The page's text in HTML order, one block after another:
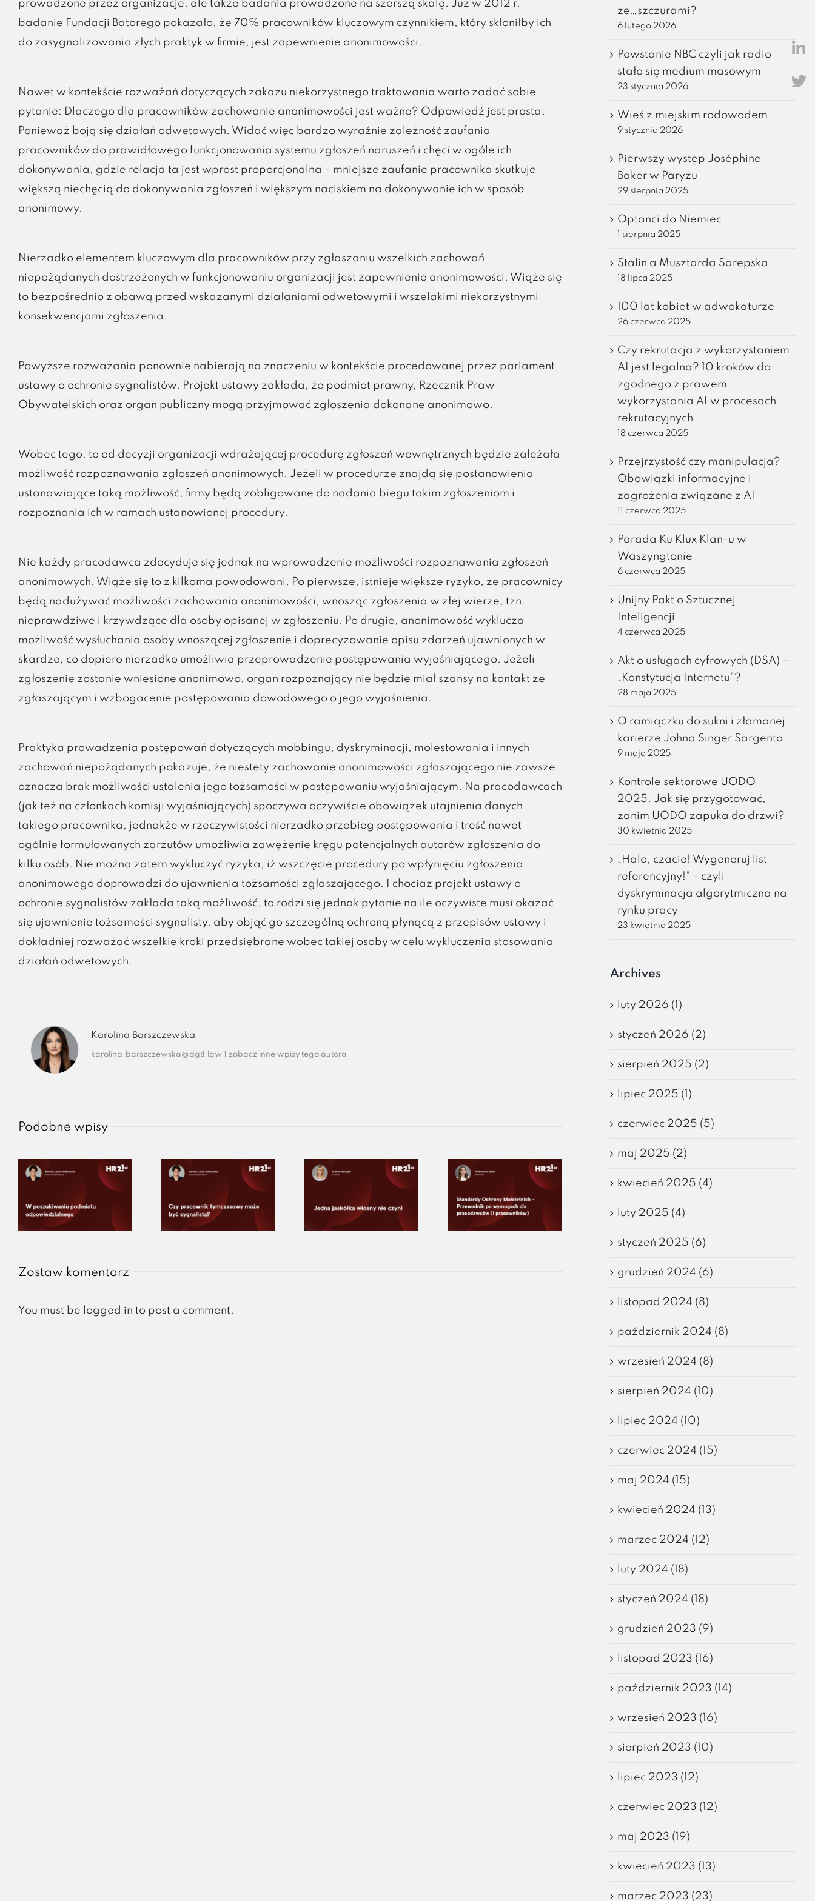
prowadzone przez organizacje, ale także badania prowadzone na szerszą skalę. Już w 2012 r.
badanie Fundacji Batorego pokazało, że 70% pracowników kluczowym czynnikiem, który skłoniłby ich
do zasygnalizowania złych praktyk w firmie, jest zapewnienie anonimowości.
Nawet w kontekście rozważań dotyczących zakazu niekorzystnego traktowania warto zadać sobie
pytanie: Dlaczego dla pracowników zachowanie anonimowości jest ważne? Odpowiedź jest prosta.
Ponieważ boją się działań odwetowych. Widać więc bardzo wyraźnie zależność zaufania
pracowników do prawidłowego funkcjonowania systemu zgłoszeń naruszeń i chęci w ogóle ich
dokonywania, gdzie relacja ta jest wprost proporcjonalna – mniejsze zaufanie pracownika skutkuje
większą niechęcią do dokonywania zgłoszeń i większym naciskiem na dokonywanie ich w sposób
anonimowy.
Nierzadko elementem kluczowym dla pracowników przy zgłaszaniu wszelkich zachowań
niepożądanych dostrzeżonych w funkcjonowaniu organizacji jest zapewnienie anonimowości. Wiąże się
to bezpośrednio z obawą przed wskazanymi działaniami odwetowymi i wszelakimi niekorzystnymi
konsekwencjami zgłoszenia.
Powyższe rozważania ponownie nabierają na znaczeniu w kontekście procedowanej przez parlament
ustawy o ochronie sygnalistów. Projekt ustawy zakłada, że podmiot prawny, Rzecznik Praw
Obywatelskich oraz organ publiczny mogą przyjmować zgłoszenia dokonane anonimowo.
Wobec tego, to od decyzji organizacji wdrażającej procedurę zgłoszeń wewnętrznych będzie zależała
możliwość rozpoznawania zgłoszeń anonimowych. Jeżeli w procedurze znajdą się postanowienia
ustanawiające taką możliwość, firmy będą zobligowane do nadania biegu takim zgłoszeniom i
rozpoznania ich w ramach ustanowionej procedury.
Nie każdy pracodawca zdecyduje się jednak na wprowadzenie możliwości rozpoznawania zgłoszeń
anonimowych. Wiąże się to z kilkoma powodowani. Po pierwsze, istnieje większe ryzyko, że pracownicy
będą nadużywać możliwości zachowania anonimowości, wnosząc zgłoszenia w złej wierze, tzn.
nieprawdziwe i krzywdzące dla osoby opisanej w zgłoszeniu. Po drugie, anonimowość wyklucza
możliwość wysłuchania osoby wnoszącej zgłoszenie i doprecyzowanie opisu zdarzeń ujawnionych w
skardze, co dopiero nierzadko umożliwia przeprowadzenie postępowania wyjaśniającego. Jeżeli
zgłoszenie zostanie wniesione anonimowo, organ rozpoznający nie będzie miał szansy na kontakt ze
zgłaszającym i wzbogacenie postępowania dowodowego o jego wyjaśnienia.
Praktyka prowadzenia postępowań dotyczących mobbingu, dyskryminacji, molestowania i innych
zachowań niepożądanych pokazuje, że niestety zachowanie anonimowości zgłaszającego nie zawsze
oznacza brak możliwości ustalenia jego tożsamości w postępowaniu wyjaśniającym. Na pracodawcach
(jak też na członkach komisji wyjaśniających) spoczywa oczywiście obowiązek utajnienia danych
takiego pracownika, jednakże w rzeczywistości nierzadko przebieg postępowania i treść nawet
ogólnie formułowanych zarzutów umożliwia zawężenie kręgu potencjalnych autorów zgłoszenia do
kilku osób. Nie można zatem wykluczyć ryzyka, iż wszczęcie procedury po wpłynięciu zgłoszenia
anonimowego doprowadzi do ujawnienia tożsamości zgłaszającego. I chociaż projekt ustawy o
ochronie sygnalistów zakłada taką możliwość, to rodzi się jednak pytanie na ile oczywiste musi okazać
się ujawnienie tożsamości sygnalisty, aby objąć go szczególną ochroną płynącą z przepisów ustawy i
dokładniej rozważać wszelkie kroki przedsiębrane wobec takiej osoby w celu wykluczenia stosowania
działań odwetowych.
Karolina Barszczewska
karolina.barszczewska@dgtl.law zobacz inne wpisy tego autora
Podobne wpisy
Zostaw komentarz
You must be logged in to post a comment.
ze…szczurami?
6 lutego 2026
Powstanie NBC czyli jak radio
stało się medium masowym
23 stycznia 2026
Wieś z miejskim rodowodem
9 stycznia 2026
Pierwszy występ Joséphine
Baker w Paryżu
29 sierpnia 2025
Optanci do Niemiec
1 sierpnia 2025
Stalin a Musztarda Sarepska
18 lipca 2025
100 lat kobiet w adwokaturze
26 czerwca 2025
Czy rekrutacja z wykorzystaniem
AI jest legalna? 10 kroków do
zgodnego z prawem
wykorzystania AI w procesach
rekrutacyjnych
18 czerwca 2025
Przejrzystość czy manipulacja?
Obowiązki informacyjne i
zagrożenia związane z AI
11 czerwca 2025
Parada Ku Klux Klan-u w
Waszyngtonie
6 czerwca 2025
Unijny Pakt o Sztucznej
Inteligencji
4 czerwca 2025
Akt o usługach cyfrowych (DSA) –
„Konstytucja Internetu”?
28 maja 2025
O ramiączku do sukni i złamanej
karierze Johna Singer Sargenta
9 maja 2025
Kontrole sektorowe UODO
2025. Jak się przygotować,
zanim UODO zapuka do drzwi?
30 kwietnia 2025
„Halo, czacie! Wygeneruj list
referencyjny!” – czyli
dyskryminacja algorytmiczna na
rynku pracy
23 kwietnia 2025
Archives
luty 2026 (1)
styczeń 2026 (2)
sierpień 2025 (2)
lipiec 2025 (1)
czerwiec 2025 (5)
maj 2025 (2)
kwiecień 2025 (4)
luty 2025 (4)
styczeń 2025 (6)
grudzień 2024 (6)
listopad 2024 (8)
październik 2024 (8)
wrzesień 2024 (8)
sierpień 2024 (10)
lipiec 2024 (10)
czerwiec 2024 (15)
maj 2024 (15)
kwiecień 2024 (13)
marzec 2024 (12)
luty 2024 (18)
styczeń 2024 (18)
grudzień 2023 (9)
listopad 2023 (16)
październik 2023 (14)
wrzesień 2023 (16)
sierpień 2023 (10)
lipiec 2023 (12)
czerwiec 2023 (12)
maj 2023 (19)
kwiecień 2023 (13)
marzec 2023 (23)